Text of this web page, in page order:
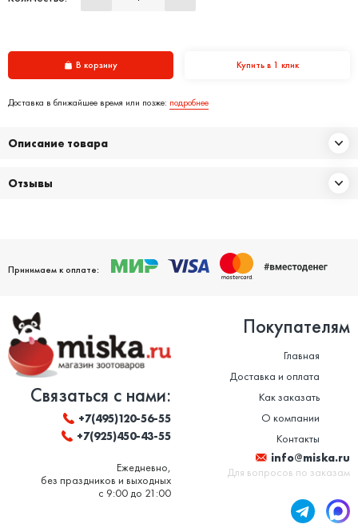
В корзину Купить в 1 клик
Доставка в ближайшее время или позже: подробнее
Описание товара
Отзывы
Принимаем к оплате:
Связаться с нами:
+7(495)120-56-55
+7(925)450-43-55
Ежедневно,
без праздников и выходных
с 9:00 до 21:00
Покупателям
Главная
Доставка и оплата
Как заказать
О компании
Контакты
info@miska.ru
Для вопросов по заказам